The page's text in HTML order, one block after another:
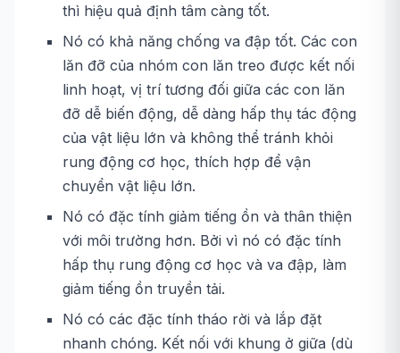
thì hiệu quả định tâm càng tốt.
Nó có khả năng chống va đập tốt. Các con
lăn đỡ của nhóm con lăn treo được kết nối
linh hoạt, vị trí tương đối giữa các con lăn
đỡ dễ biến động, dễ dàng hấp thụ tác động
của vật liệu lớn và không thể tránh khỏi
rung động cơ học, thích hợp để vận
chuyển vật liệu lớn.
Nó có đặc tính giảm tiếng ồn và thân thiện
với môi trường hơn. Bởi vì nó có đặc tính
hấp thụ rung động cơ học và va đập, làm
giảm tiếng ồn truyền tải.
Nó có các đặc tính tháo rời và lắp đặt
nhanh chóng. Kết nối với khung ở giữa (dù